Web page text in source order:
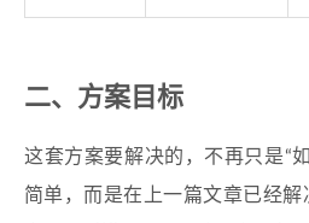
二、方案目标
这套方案要解决的，不再只是“
简单，而是在上一篇文章已经解